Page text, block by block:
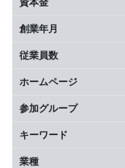
資本金
創業年月
従業員数
ホームページ
参加グループ
キーワード
業種